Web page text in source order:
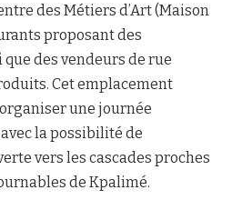
des Métiers d’Art (Maison
proposant des
des vendeurs de rue
Cet emplacement
une journée
la possibilité de
vers les cascades proches
de Kpalimé.